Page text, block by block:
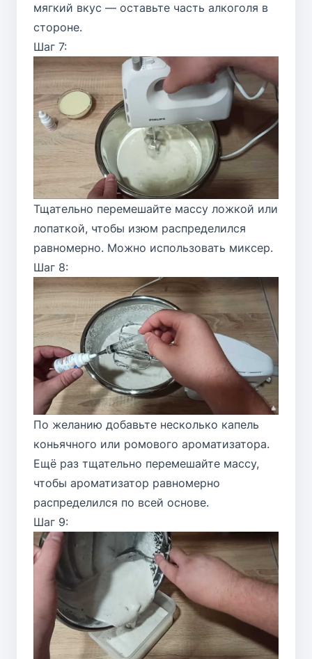
мягкий вкус — оставьте часть алкоголя в
стороне.
Шаг 7:
Тщательно перемешайте массу ложкой или
лопаткой, чтобы изюм распределился
равномерно. Можно использовать миксер.
Шаг 8:
По желанию добавьте несколько капель
коньячного или ромового ароматизатора.
Ещё раз тщательно перемешайте массу,
чтобы ароматизатор равномерно
распределился по всей основе.
Шаг 9: